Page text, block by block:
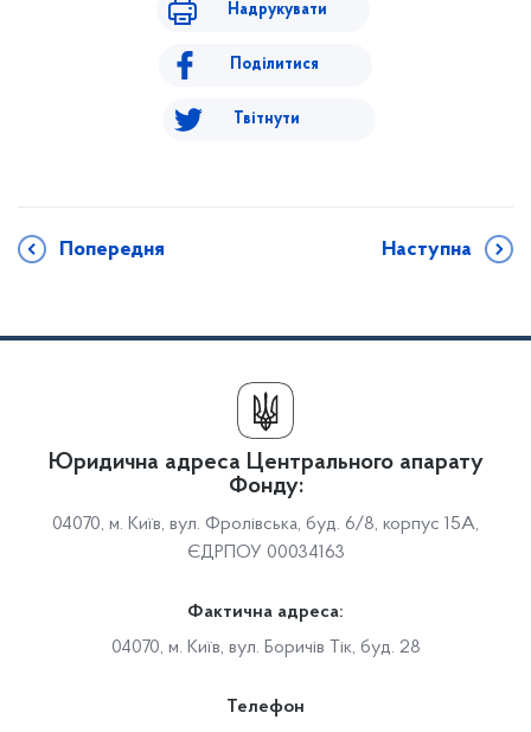
Надрукувати
Поділитися
Твітнути
Попередня Наступна
Юридична адреса Центрального апарату
Фонду:
04070, м. Київ, вул. Фролівська, буд. 6/8, корпус 15А,
ЄДРПОУ 00034163
Фактична адреса:
04070, м. Київ, вул. Боричів Тік, буд. 28
Телефон